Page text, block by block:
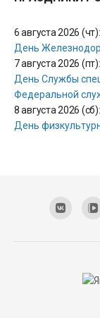
6 августа 2026 (чт):
День
7 августа 2026 (пт):
День Службы
Федеральной
8 августа 2026 (сб):
День